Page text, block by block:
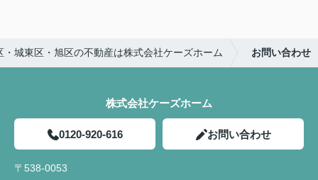
・城東区・旭区の不動産は株式会社ケーズホーム お問い合わせ
株式会社ケーズホーム
0120-920-616 お問い合わせ
〒538-0053